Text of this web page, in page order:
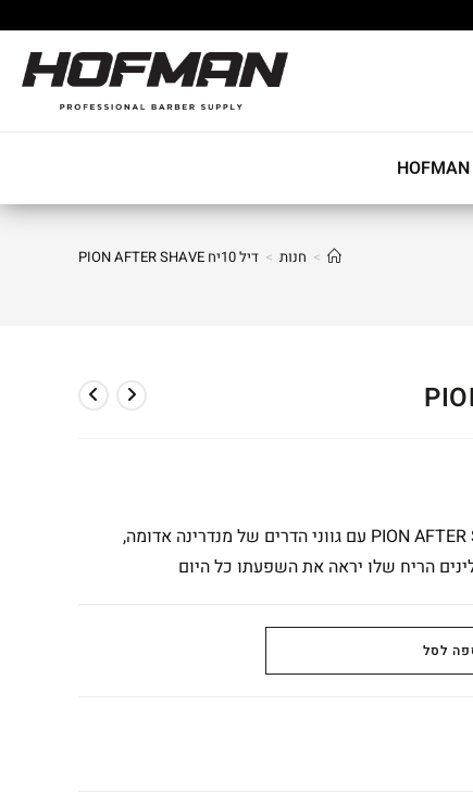
HOFMAN
> חנות > דיל 10יח PION AFTER SHAVE
PION AFTER SHAVE COLOGNE GOLDEN PC04 390ML עם גווני הדרים של מנדרינה אדומה,
הריח שלו יראה את השפעתו כל היום
לסל